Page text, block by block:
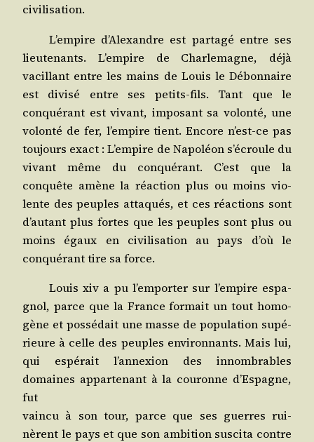
civilisation.
L’empire d’Alexandre est par­ta­gé entre ses
lieu­te­nants. L’empire de Char­le­magne, déjà
vacillant entre les mains de Louis le Débon­naire
est divi­sé entre ses petits-fils. Tant que le
conqué­rant est vivant, impo­sant sa volon­té, une
volon­té de fer, l’empire tient. Encore n’est-ce pas
tou­jours exact : L’empire de Napo­léon s’écroule du
vivant même du conqué­rant. C’est que la
conquête amène la réac­tion plus ou moins vio­
lente des peuples atta­qués, et ces réac­tions sont
d’autant plus fortes que les peuples sont plus ou
moins égaux en civi­li­sa­tion au pays d’où le
conqué­rant tire sa force.
Louisxiv a pu l’emporter sur l’empire espa­
gnol, parce que la France for­mait un tout homo­
gène et pos­sé­dait une masse de popu­la­tion supé­
rieure à celle des peuples envi­ron­nants. Mais lui,
qui espé­rait l’annexion des innom­brables
domaines appar­te­nant à la cou­ronne d’Espagne,
fut
vain­cu à son tour, parce que ses guerres rui­
nèrent le pays et que son ambi­tion sus­ci­ta contre